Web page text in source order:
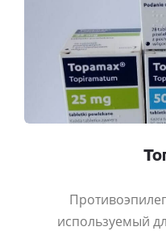
используемый